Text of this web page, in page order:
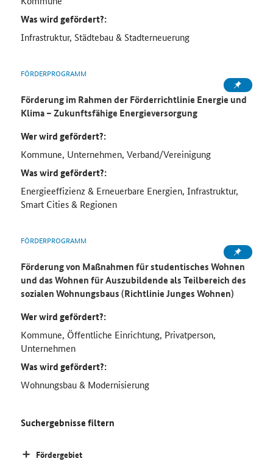
Was wird gefördert?:
Infrastruktur, Städtebau & Stadterneuerung
FÖRDERPROGRAMM
Förderung im Rahmen der Förderrichtlinie Energie und
Klima – Zukunftsfähige Energieversorgung
Wer wird gefördert?:
Kommune, Unternehmen, Verband/Vereinigung
Was wird gefördert?:
Energieeffizienz & Erneuerbare Energien, Infrastruktur,
Smart Cities & Regionen
FÖRDERPROGRAMM
Förderung von Maßnahmen für studentisches Wohnen
und das Wohnen für Auszubildende als Teilbereich des
sozialen Wohnungsbaus (Richtlinie Junges Wohnen)
Wer wird gefördert?:
Kommune, Öffentliche Einrichtung, Privatperson,
Unternehmen
Was wird gefördert?:
Wohnungsbau & Modernisierung
Suchergebnisse filtern
Fördergebiet